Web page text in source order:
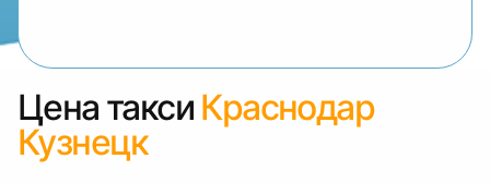
Цена такси Краснодар
Кузнецк